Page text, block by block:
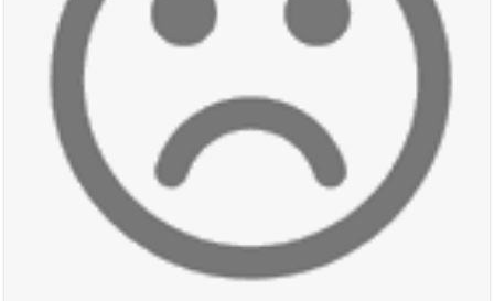
أخبار لبنان
مقدمات نشرات الأخبار المسائية في لبنان ليوم السبت
أخبار لبنان
خرق إسرائيلي في زوطر الغربية وساتر ترابي قبالة آخر
نقطة للجيش اللبناني
أخبار لبنان روابط القطاع العام : إضراب الاثنين احتجاجا على
تقسيط المفعول الرجعي